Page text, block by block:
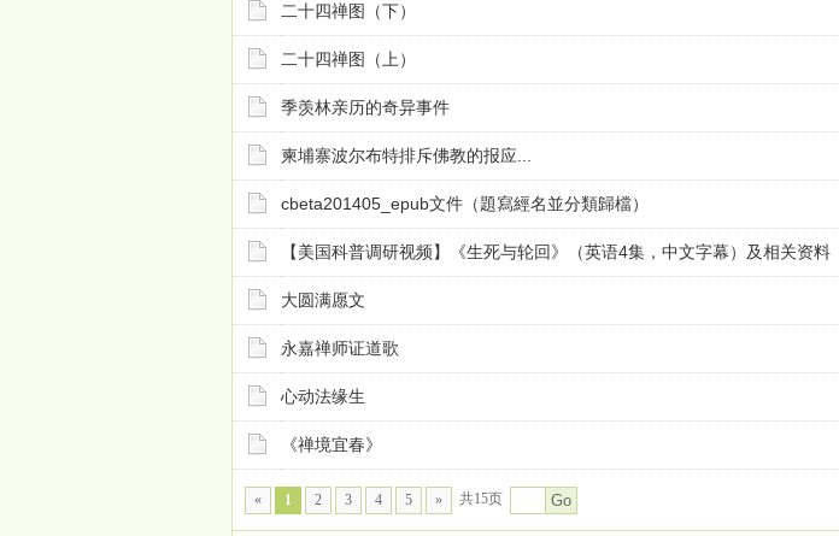
二十四禅图（下）
二十四禅图（上）
季羡林亲历的奇异事件
柬埔寨波尔布特排斥佛教的报应...
cbeta201405_epub文件（題寫經名並分類歸檔）
【美国科普调研视频】《生死与轮回》（英语4集，中文字幕）及相关资料
大圆满愿文
永嘉禅师证道歌
心动法缘生
《禅境宜春》
« 1 2 3 4 5 » 共15页 Go